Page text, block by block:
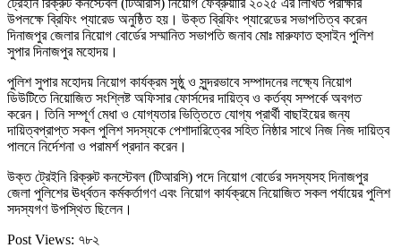
উপলক্ষে ব্রিফিং প্যারেড অনুষ্ঠিত হয়। উক্ত ব্রিফিং প্যারেডের সভাপতিত্ব করেন
দিনাজপুর জেলার নিয়োগ বোর্ডের সম্মানিত সভাপতি জনাব মোঃ মারুফাত হুসাইন পুলিশ
সুপার দিনাজপুর মহোদয়।
পুলিশ সুপার মহোদয় নিয়োগ কার্যক্রম সুষ্ঠু ও সুন্দরভাবে সম্পাদনের লক্ষ্যে নিয়োগ
ডিউটিতে নিয়োজিত সংশ্লিষ্ট অফিসার ফোর্সদের দায়িত্ব ও কর্তব্য সম্পর্কে অবগত
করেন। তিনি সম্পূর্ণ মেধা ও যোগ্যতার ভিত্তিতে যোগ্য প্রার্থী বাছাইয়ের জন্য
দায়িত্বপ্রাপ্ত সকল পুলিশ সদস্যকে পেশাদারিত্বের সহিত নিষ্ঠার সাথে নিজ নিজ দায়িত্ব
পালনে নির্দেশনা ও পরামর্শ প্রদান করেন।
উক্ত ট্রেইনি রিক্রুট কনস্টেবল (টিআরসি) পদে নিয়োগ বোর্ডের সদস্যসহ দিনাজপুর
জেলা পুলিশের ঊর্ধ্বতন কর্মকর্তাগণ এবং নিয়োগ কার্যক্রমে নিয়োজিত সকল পর্যায়ের পুলিশ
সদস্যগণ উপস্থিত ছিলেন।
Post Views: ৭৮২